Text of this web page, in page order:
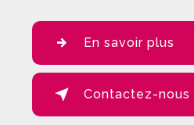
En savoir plus
Contactez-nous